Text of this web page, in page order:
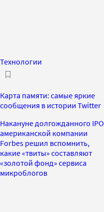
Технологии
Карта памяти: самые яркие
сообщения в истории Twitter
Накануне долгожданного IPO
американской компании
Forbes решил вспомнить,
какие «твиты» составляют
«золотой фонд» сервиса
микроблогов